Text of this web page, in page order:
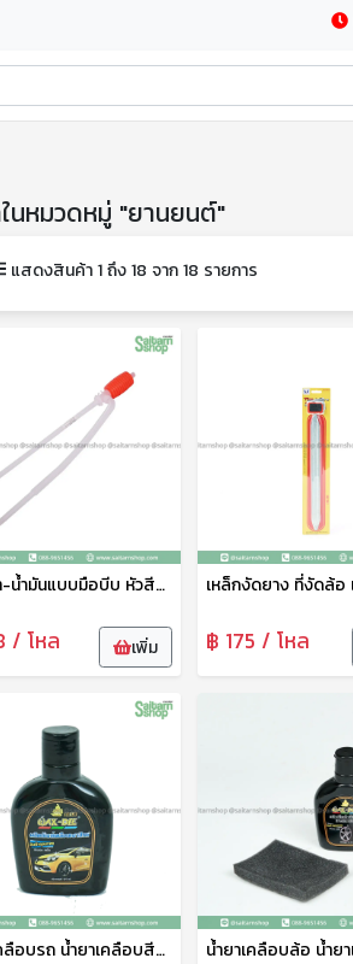
นหมวดหมู่ "ยานยนต์"
แสดงสินค้า 1 ถึง 18 จาก 18 รายการ
ที่สูบน้ำ-น้ำมันแบบมือบีบ หัวสีแดง No.014 ใช้งานง่าย นำ้หนักเบา ใช้งานทนทาน
/ โหล เพิ่ม ฿ 175 / โหล
น้ำยาเคลือบรถ น้ำยาเคลือบสีรถ น้ำยาเคลือบขวดเล็ก No.7-2 งานไทย